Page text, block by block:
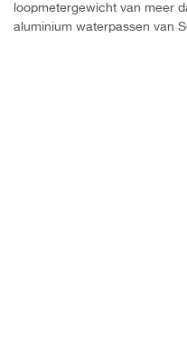
loopmetergewicht van meer
aluminium waterpassen van